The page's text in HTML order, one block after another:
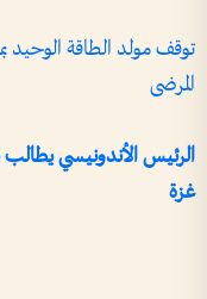
توقف مولد الطاقة
المرضى
الرئيس الأندونيسي يطالب
غزة